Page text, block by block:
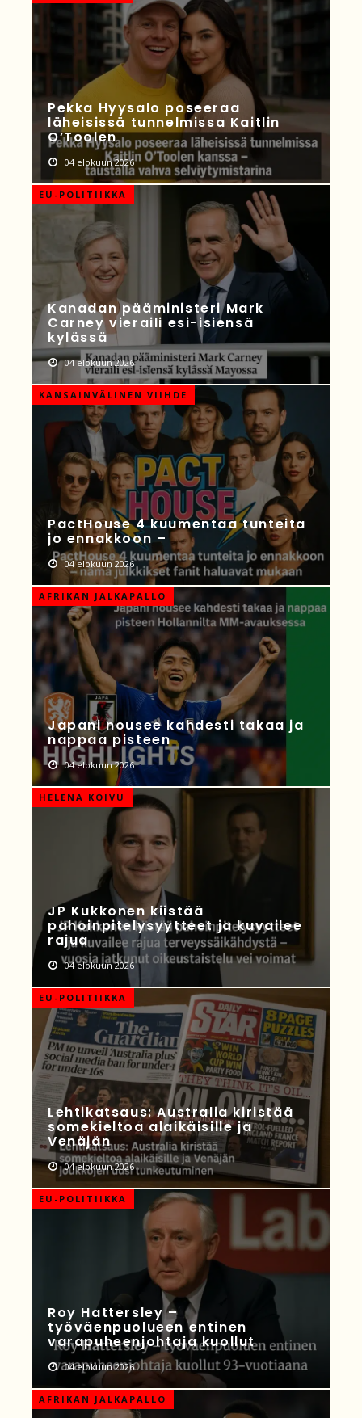
Pekka Hyysalo poseeraa
läheisissä tunnelmissa Kaitlin
O’Toolen
04 elokuun 2026
EU-POLITIIKKA
Kanadan pääministeri Mark
Carney vieraili esi-isiensä
kylässä
04 elokuun 2026
KANSAINVÄLINEN VIIHDE
PactHouse 4 kuumentaa tunteita
jo ennakkoon –
04 elokuun 2026
AFRIKAN JALKAPALLO
Japani nousee kahdesti takaa ja
nappaa pisteen
04 elokuun 2026
HELENA KOIVU
JP Kukkonen kiistää
pahoinpitelysyytteet ja kuvailee
rajua
04 elokuun 2026
EU-POLITIIKKA
Lehtikatsaus: Australia kiristää
somekieltoa alaikäisille ja
Venäjän
04 elokuun 2026
EU-POLITIIKKA
Roy Hattersley –
työväenpuolueen entinen
varapuheenjohtaja kuollut
04 elokuun 2026
AFRIKAN JALKAPALLO